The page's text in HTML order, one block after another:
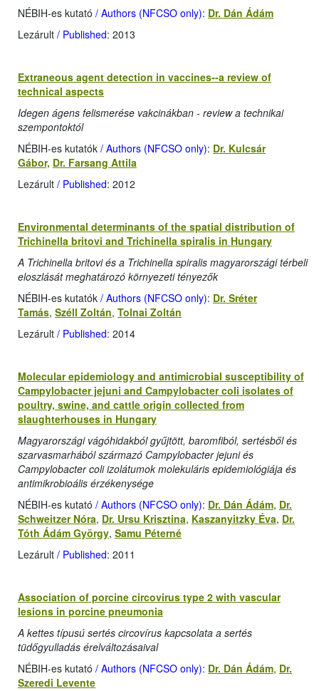
NÉBIH-es kutató / Authors (NFCSO only): Dr. Dán Ádám
Lezárult / Published: 2013
Extraneous agent detection in vaccines--a review of
technical aspects
Idegen ágens felismerése vakcinákban - review a technikai
szempontoktól
NÉBIH-es kutatók / Authors (NFCSO only): Dr. Kulcsár
Gábor, Dr. Farsang Attila
Lezárult / Published: 2012
Environmental determinants of the spatial distribution of
Trichinella britovi and Trichinella spiralis in Hungary
A Trichinella britovi és a Trichinella spiralis magyarországi térbeli
eloszlását meghatározó környezeti tényezők
NÉBIH-es kutatók / Authors (NFCSO only): Dr. Sréter
Tamás, Széll Zoltán, Tolnai Zoltán
Lezárult / Published: 2014
Molecular epidemiology and antimicrobial susceptibility of
Campylobacter jejuni and Campylobacter coli isolates of
poultry, swine, and cattle origin collected from
slaughterhouses in Hungary
Magyarországi vágóhidakból gyűjtött, baromfiból, sertésből és
szarvasmarhából származó Campylobacter jejuni és
Campylobacter coli izolátumok molekuláris epidemiológiája és
antimikrobioális érzékenysége
NÉBIH-es kutató / Authors (NFCSO only): Dr. Dán Ádám, Dr.
Schweitzer Nóra, Dr. Ursu Krisztina, Kaszanyitzky Éva, Dr.
Tóth Ádám György, Samu Péterné
Lezárult / Published: 2011
Association of porcine circovirus type 2 with vascular
lesions in porcine pneumonia
A kettes típusú sertés circovírus kapcsolata a sertés
tüdőgyulladás érelváltozásaival
NÉBIH-es kutató / Authors (NFCSO only): Dr. Dán Ádám, Dr.
Szeredi Levente